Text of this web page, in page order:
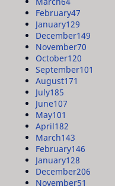
February47
January129
December149
November70
October120
September101
August171
July185
June107
May101
April182
March143
February146
January128
December206
November51